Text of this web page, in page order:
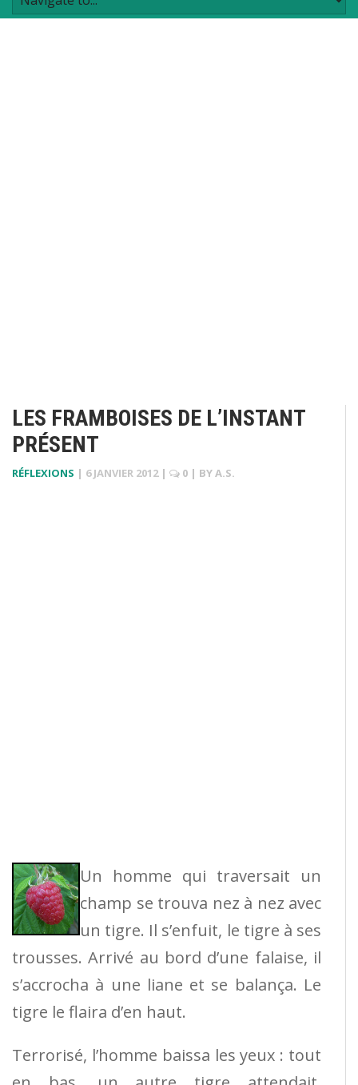
LES FRAMBOISES DE L’INSTANT
PRÉSENT
RÉFLEXIONS | 6 JANVIER 2012 | 0 | BYA.S.
Un homme qui traversait un
champ se trouva nez à nez avec
un tigre. Il s’enfuit, le tigre à ses
trousses. Arrivé au bord d’une falaise, il
s’accrocha à une liane et se balança. Le
tigre le flaira d’en haut.
Terrorisé, l’homme baissa les yeux : tout